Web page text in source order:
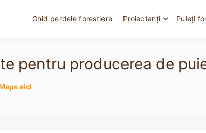
Ghid perdele forestiere Proiectanți Puieți
pentru producerea de
aici